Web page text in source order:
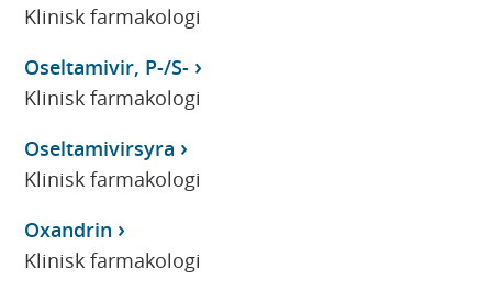
Klinisk farmakologi
Oseltamivir, P-/S-
Klinisk farmakologi
Oseltamivirsyra
Klinisk farmakologi
Oxandrin
Klinisk farmakologi